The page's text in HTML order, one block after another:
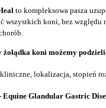
to kompleksowa pasza
wszystkich koni, bez względu
ób
żołądka koni możemy
lokalizacja, stopień
Equine Glandular Gastric